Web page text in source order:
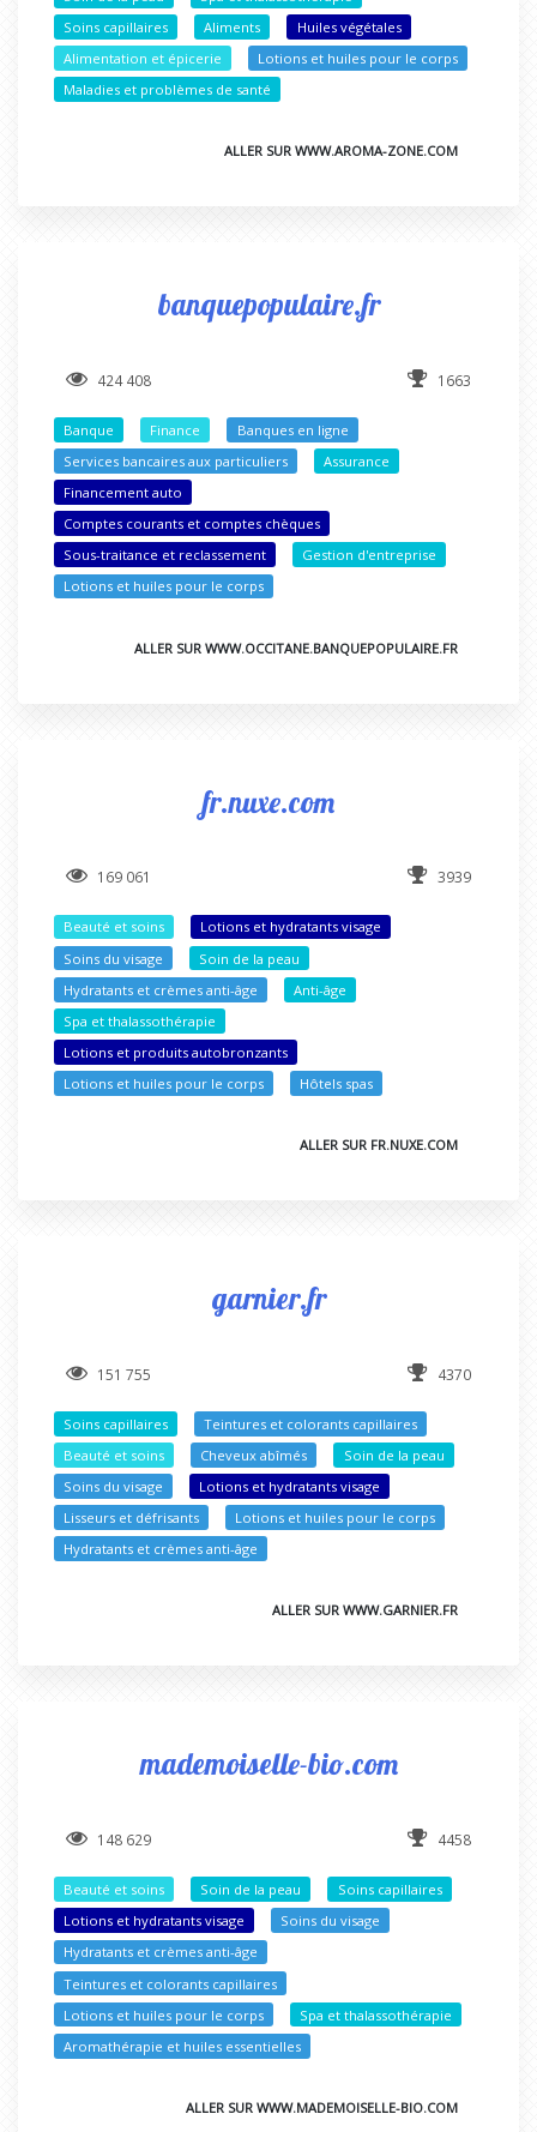
Soins capillaires
Aliments
Huiles végétales
Alimentation et épicerie
Lotions et huiles pour le corps
Maladies et problèmes de santé
ALLER SUR WWW.AROMA-ZONE.COM
banquepopulaire.fr
424 408 1663
Banque Finance
Banques en ligne
Services bancaires aux particuliers
Assurance
Financement auto
Comptes courants et comptes chèques
Sous-traitance et reclassement
Gestion d'entreprise
Lotions et huiles pour le corps
ALLER SUR WWW.OCCITANE.BANQUEPOPULAIRE.FR
fr.nuxe.com
169 061 3939
Beauté et soins
Lotions et hydratants visage
Soins du visage
Soin de la peau
Hydratants et crèmes anti-âge
Anti-âge
Spa et thalassothérapie
Lotions et produits autobronzants
Lotions et huiles pour le corps
Hôtels spas
ALLER SUR FR.NUXE.COM
garnier.fr
151 755 4370
Soins capillaires
Teintures et colorants capillaires
Beauté et soins
Cheveux abîmés
Soin de la peau
Soins du visage
Lotions et hydratants visage
Lisseurs et défrisants
Lotions et huiles pour le corps
Hydratants et crèmes anti-âge
ALLER SUR WWW.GARNIER.FR
mademoiselle-bio.com
148 629 4458
Beauté et soins Soin de la peau
Soins capillaires
Lotions et hydratants visage
Soins du visage
Hydratants et crèmes anti-âge
Teintures et colorants capillaires
Lotions et huiles pour le corps
Spa et thalassothérapie
Aromathérapie et huiles essentielles
ALLER SUR WWW.MADEMOISELLE-BIO.COM